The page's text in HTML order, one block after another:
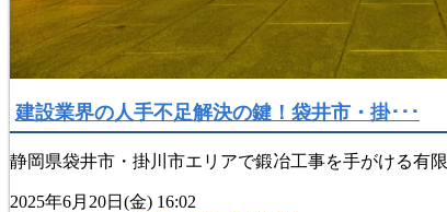
建設業界の人手不足解決の鍵！袋井市・掛･･･
静岡県袋井市・掛川市エリアで鍛冶工事を手がける
2025年6月20日(金) 16:02